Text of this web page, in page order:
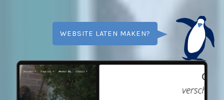
WEBSITE LATEN MAKEN?